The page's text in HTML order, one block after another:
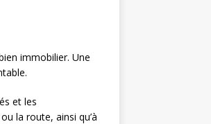
immobilier. Une
et les
la route, ainsi qu’à